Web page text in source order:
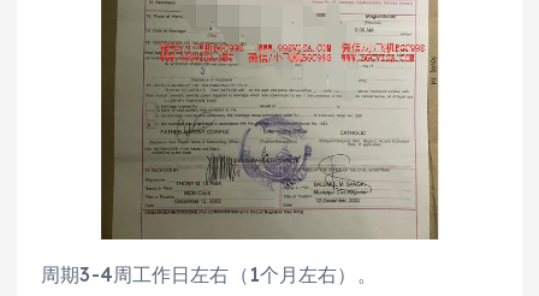
周期3-4周工作日左右（1个月左右）。